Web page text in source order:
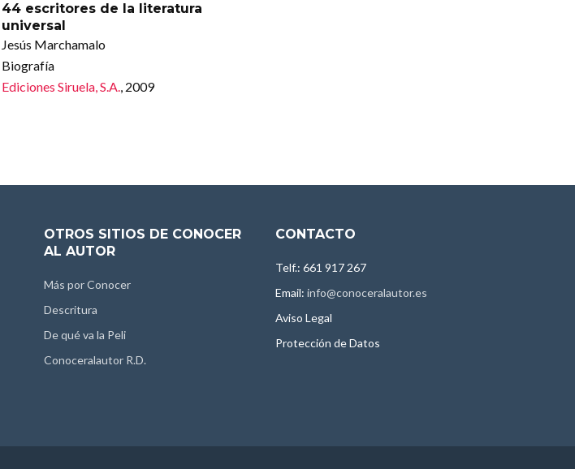
44 escritores de la literatura
universal
Jesús Marchamalo
Biografía
Ediciones Siruela, S.A., 2009
OTROS SITIOS DE CONOCER
AL AUTOR
Más por Conocer
Descritura
De qué va la Peli
Conoceralautor R.D.
CONTACTO
Telf.: 661 917 267
Email: info@conoceralautor.es
Aviso Legal
Protección de Datos